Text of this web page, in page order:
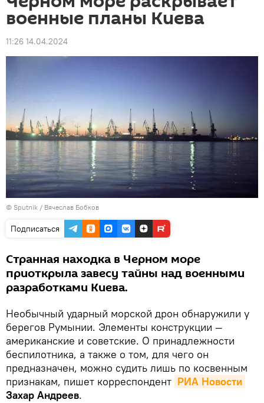
военные планы Киева
11:26 14.04.2024
© Sputnik / Вячеслав Бобков
Подписаться
Странная находка в Черном море
приоткрыла завесу тайны над военными
разработками Киева.
Необычный ударный морской дрон обнаружили у
берегов Румынии. Элементы конструкции —
американские и советские. О принадлежности
беспилотника, а также о том, для чего он
предназначен, можно судить лишь по косвенным
признакам, пишет корреспондент РИА Новости
Захар Андреев.